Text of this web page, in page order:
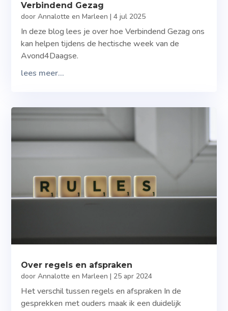
Verbindend Gezag
doorAnnalotte en Marleen |4 jul 2025
In deze blog lees je over hoe Verbindend Gezag ons
kan helpen tijdens de hectische week van de
Avond4Daagse.
lees meer...
Over regels en afspraken
doorAnnalotte en Marleen | 25 apr 2024
Het verschil tussen regels en afspraken In de
gesprekken met ouders maak ik een duidelijk